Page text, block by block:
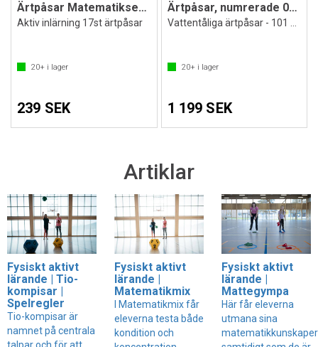
Ärtpåsar Matematikset 17st
Aktiv inlärning 17st ärtpåsar
20+ i lager
239 SEK
Ärtpåsar, numrerade 0-100
20+i lager
1 199 SEK
Artiklar
Fysiskt aktivt
lärande | Tio-
kompisar |
Spelregler
Tio-kompisar är
namnet på centrala
Fysiskt aktivt
lärande |
Matematikmix
I Matematikmix får
eleverna testa både
kondition och
Fysiskt aktivt
lärande |
Mattegympa
Här får eleverna
utmana sina
matematikkunskaper